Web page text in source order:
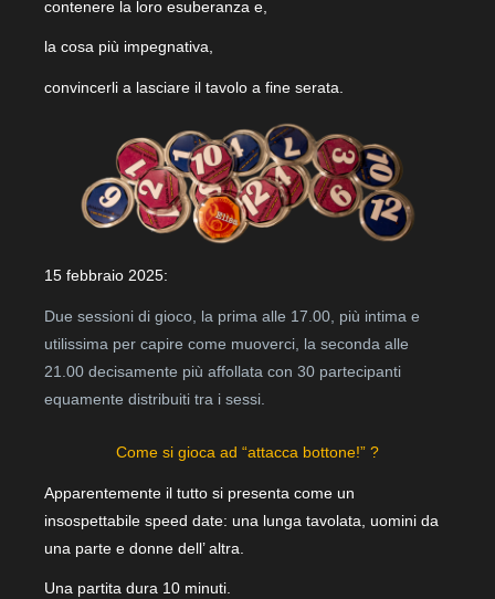
contenere la loro esuberanza e,
la cosa più impegnativa,
convincerli a lasciare il tavolo a fine serata.
15 febbraio 2025:
Due sessioni di gioco, la prima alle 17.00, più intima e
utilissima per capire come muoverci, la seconda alle
21.00 decisamente più affollata con 30 partecipanti
equamente distribuiti tra i sessi.
Come si gioca ad “attacca bottone!” ?
Apparentemente il tutto si presenta come un
insospettabile speed date: una lunga tavolata, uomini da
una parte e donne dell’ altra.
Una partita dura 10 minuti.